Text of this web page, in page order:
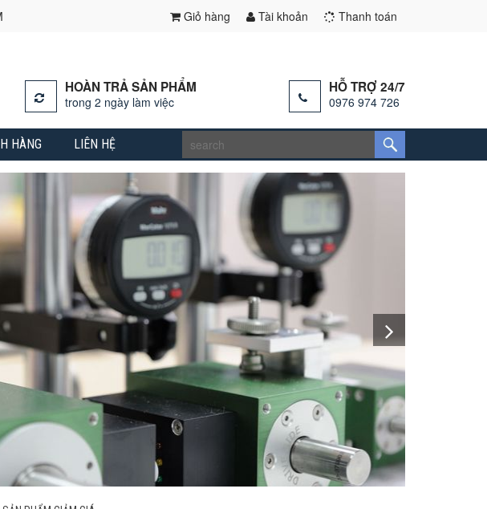
Giỏ hàng Tài khoản Thanh toán
HOÀN TRẢ SẢN PHẨM
trong 2 ngày làm việc
HỖ TRỢ 24/7
0976 974 726
HÀNG LIÊN HỆ